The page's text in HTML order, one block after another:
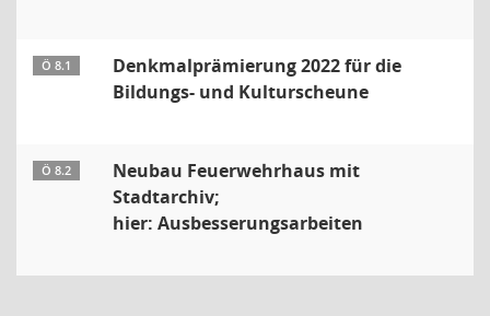
Ö 8.1
Denkmalprämierung 2022 für die
Bildungs- und Kulturscheune
Ö 8.2
Neubau Feuerwehrhaus mit
Stadtarchiv;
hier: Ausbesserungsarbeiten